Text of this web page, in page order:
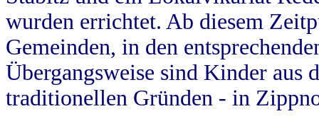
wurden errichtet. Ab diesem
Gemeinden, in den
Übergangsweise sind Kinder aus
traditionellen Gründen - in